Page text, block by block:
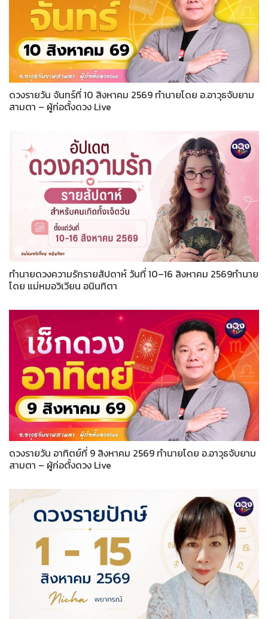
ดวงรายวัน จันทร์ที่ 10 สิงหาคม 2569 ทำนายโดย อ.อาวุธจับยาม
สามตา – ผู้ก่อตั้งดวง Live
ทำนายดวงความรักรายสัปดาห์ วันที่ 10–16 สิงหาคม 2569ทำนาย
โดย แม่หมอวิเวียน อนินทิตา
ดวงรายวัน อาทิตย์ที่ 9 สิงหาคม 2569 ทำนายโดย อ.อาวุธจับยาม
สามตา – ผู้ก่อตั้งดวง Live